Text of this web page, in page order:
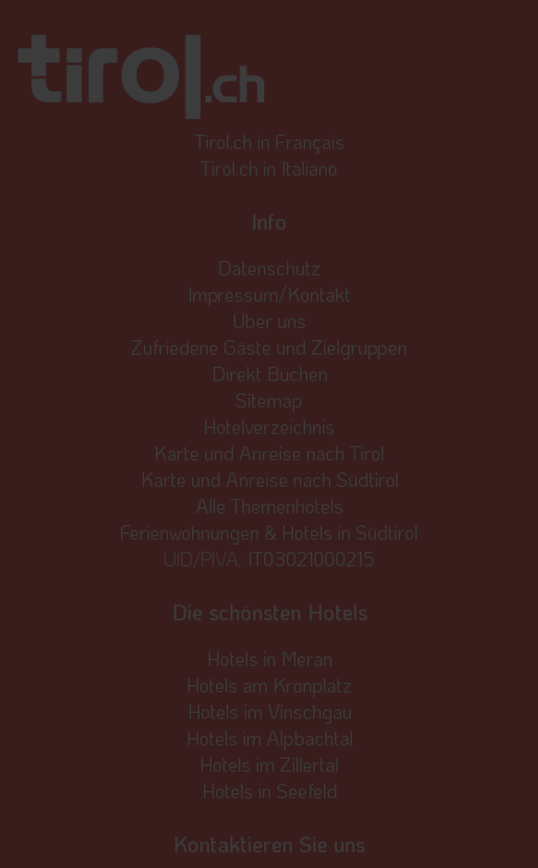
Tirol.ch in Français
Tirol.ch in Italiano
Info
Datenschutz
Impressum/Kontakt
Über uns
Zufriedene Gäste und Zielgruppen
Direkt Buchen
Sitemap
Hotelverzeichnis
Karte und Anreise nach Tirol
Karte und Anreise nach Südtirol
Alle Themenhotels
Ferienwohnungen & Hotels in Südtirol
UID/PIVA: IT03021000215
Die schönsten Hotels
Hotels in Meran
Hotels am Kronplatz
Hotels im Vinschgau
Hotels im Alpbachtal
Hotels im Zillertal
Hotels in Seefeld
Kontaktieren Sie uns